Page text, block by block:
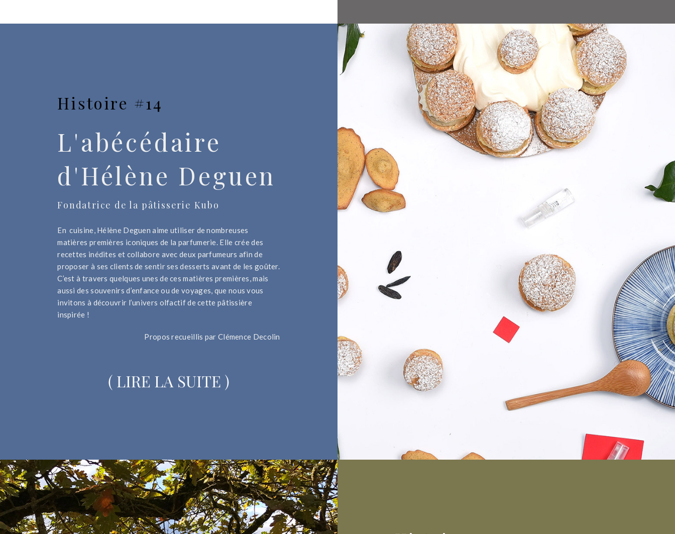
Histoire #14
L'abécédaire
d'Hélène Deguen
Fondatrice de la pâtisserie Kubo
En cuisine, Hélène Deguen aime utiliser de nombreuses
matières premières iconiques de la parfumerie. Elle crée des
recettes inédites et collabore avec deux parfumeurs afin de
proposer à ses clients de sentir ses desserts avant de les goûter.
C’est à travers quelques unes de ces matières premières, mais
aussi des souvenirs d’enfance ou de voyages, que nous vous
invitons à découvrir l’univers olfactif de cette pâtissière
inspirée !
Propos recueillis par Clémence Decolin